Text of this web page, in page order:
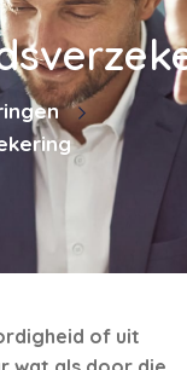
of uit